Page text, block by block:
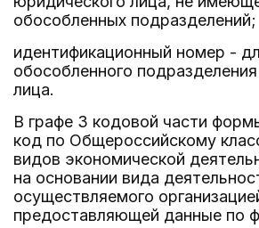
обособленных подразделений;
идентификационный номер -
обособленного
лица.
В графе 3 кодовой части
код по Общероссийскому
видов экономической
на основании вида
осуществляемого
предоставляющей данные по